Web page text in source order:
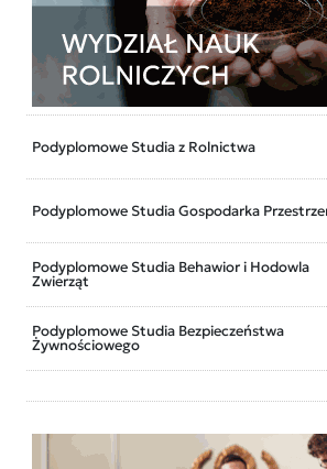
Podyplomowe Studia z Rolnictwa
Podyplomowe Studia Gospodarka
Podyplomowe Studia Behawior i Hodowla
Zwierząt
Podyplomowe Studia Bezpieczeństwa
Żywnościowego